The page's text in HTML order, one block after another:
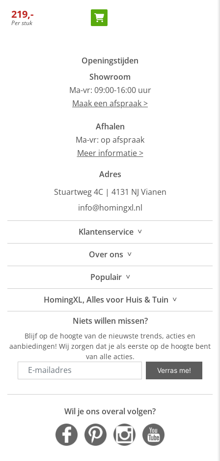
219,-
Per stuk
Openingstijden
Showroom
Ma-vr: 09:00-16:00 uur
Maak een afspraak >
Afhalen
Ma-vr: op afspraak
Meer informatie >
Adres
Stuartweg 4C | 4131 NJ Vianen
info@homingxl.nl
Klantenservice ˅
Overons ˅
Populair ˅
HomingXL, Alles voor Huis & Tuin ˅
Niets willen missen?
Blijf op de hoogte van de nieuwste trends, acties en
aanbiedingen! Wij zorgen dat je als eerste op de hoogte bent
van alle acties.
Verras me!
Wil je ons overal volgen?